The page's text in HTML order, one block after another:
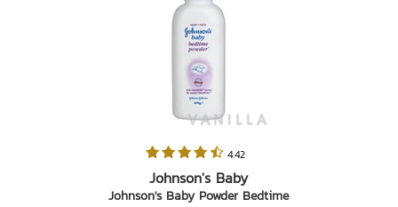
4.42
Johnson's Baby
Johnson's Baby Powder Bedtime